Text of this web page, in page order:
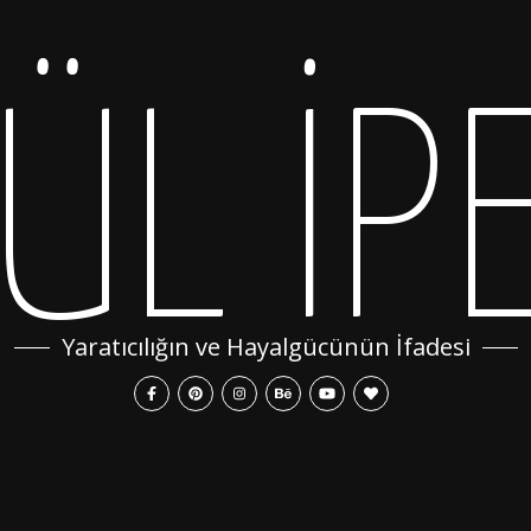
Yaratıcılığın ve Hayalgücünün İfadesi